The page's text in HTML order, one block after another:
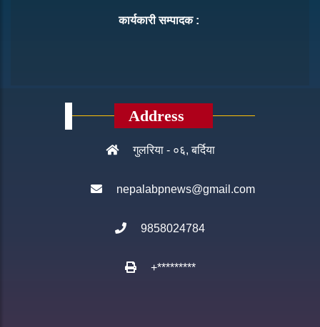
कार्यकारी सम्पादक :
Address
गुलरिया - ०६, बर्दिया
nepalabpnews@gmail.com
9858024784
+*********